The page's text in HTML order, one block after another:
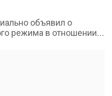
объявил о
режима в отношении...